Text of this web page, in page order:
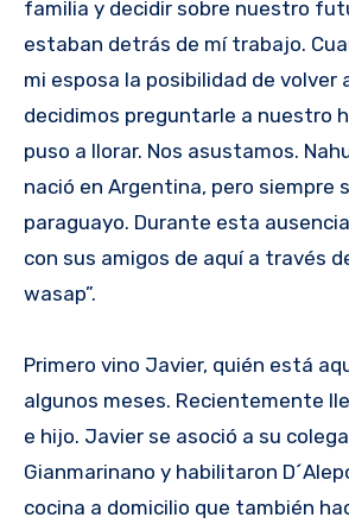
familia y decidir sobre nuestro
estaban detrás de mí trabajo.
mi esposa la posibilidad de volver
decidimos preguntarle a nuestro
puso a llorar. Nos asustamos.
nació en Argentina, pero siempre
paraguayo. Durante esta
con sus amigos de aquí a través
wasap”.
Primero vino Javier, quién está
algunos meses. Recientemente
e hijo. Javier se asoció a su
Gianmarinano y habilitaron
cocina a domicilio que también